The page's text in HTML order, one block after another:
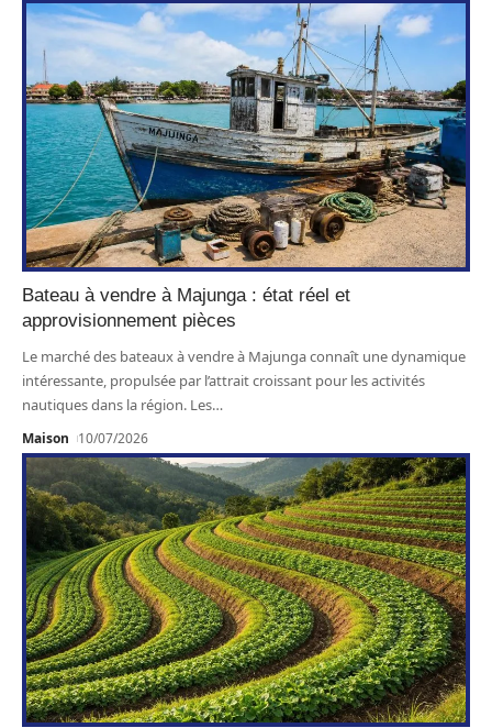
Bateau à vendre à Majunga : état réel et
approvisionnement pièces
Le marché des bateaux à vendre à Majunga connaît une dynamique
intéressante, propulsée par l’attrait croissant pour les activités
nautiques dans la région. Les…
Maison 10/07/2026